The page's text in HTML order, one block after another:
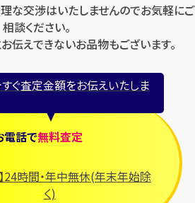
な交渉はいたしませんのでお気軽にご
相談ください。
伝えできないお品物もございます。
ぐ査定金額をお伝えいたしま
電話で無料査定
24時間・年中無休(年末年始除
く)